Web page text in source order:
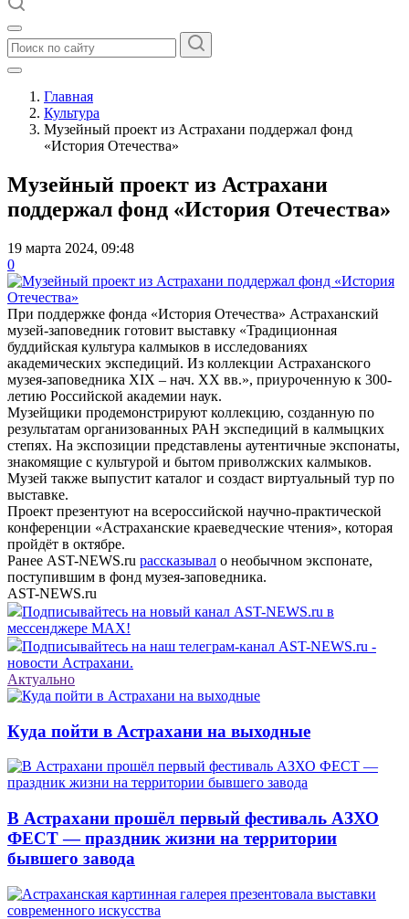
Главная
Культура
Музейный проект из Астрахани поддержал фонд
«История Отечества»
Музейный проект из Астрахани
поддержал фонд «История Отечества»
19 марта 2024, 09:48
0
При поддержке фонда «История Отечества» Астраханский
музей-заповедник готовит выставку «Традиционная
буддийская культура калмыков в исследованиях
академических экспедиций. Из коллекции Астраханского
музея-заповедника XIX – нач. XX вв.», приуроченную к 300-
летию Российской академии наук.
Музейщики продемонстрируют коллекцию, созданную по
результатам организованных РАН экспедиций в калмыцких
степях. На экспозиции представлены аутентичные экспонаты,
знакомящие с культурой и бытом приволжских калмыков.
Музей также выпустит каталог и создаст виртуальный тур по
выставке.
Проект презентуют на всероссийской научно-практической
конференции «Астраханские краеведческие чтения», которая
пройдёт в октябре.
Ранее AST-NEWS.ru рассказывал о необычном экспонате,
поступившим в фонд музея-заповедника.
AST-NEWS.ru
Подписывайтесь на новый канал AST-NEWS.ru в
мессенджере MAX!
Подписывайтесь на наш телеграм-канал AST-NEWS.ru -
новости Астрахани.
Актуально
Куда пойти в Астрахани на выходные
В Астрахани прошёл первый фестиваль АЗХО
ФЕСТ — праздник жизни на территории
бывшего завода